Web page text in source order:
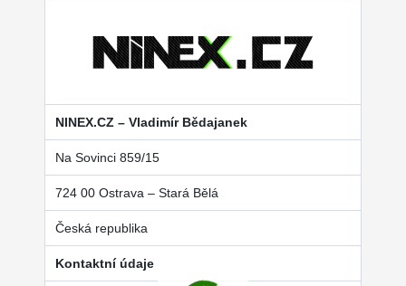
NINEX.CZ – Vladimír Bědajanek
Na Sovinci 859/15
724 00 Ostrava – Stará Bělá
Česká republika
Kontaktní údaje